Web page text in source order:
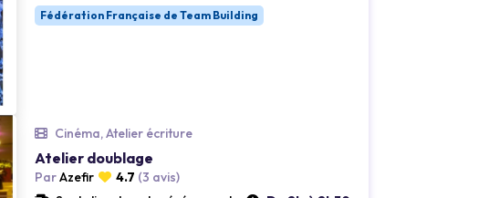
Fédération Française de Team Building
Cinéma, Atelier écriture
Atelier doublage
ParAzefir 4.7 (3 avis)